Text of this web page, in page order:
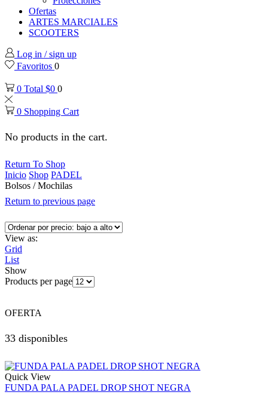
Ofertas
ARTES MARCIALES
SCOOTERS
Log in / sign up
Favoritos 0
0 Total $0 0
0 Shopping Cart
No products in the cart.
Return To Shop
Inicio Shop PADEL
Bolsos / Mochilas
Return to previous page
View as:
Grid
List
Show
Products per page
OFERTA
33 disponibles
Quick View
FUNDA PALA PADEL DROP SHOT NEGRA